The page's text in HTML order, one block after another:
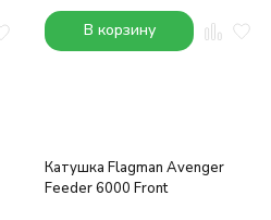
В корзину
Катушка Flagman Avenger
Feeder 6000 Front